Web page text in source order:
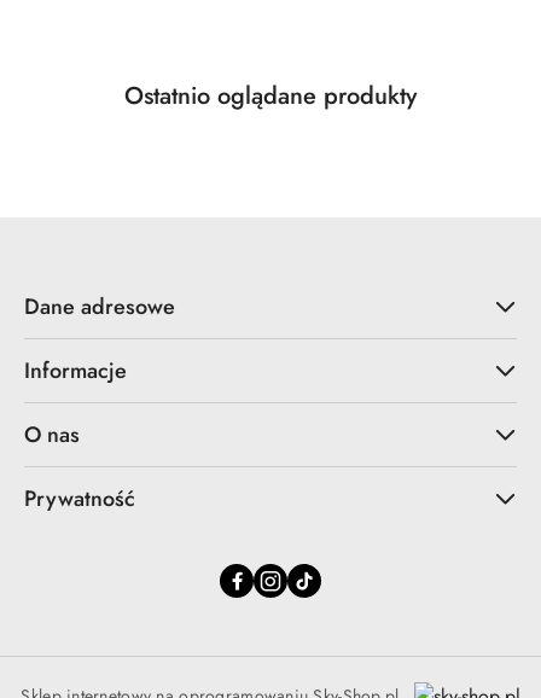
Pomiń karuzelę produktów
Produkty
Ostatnio oglądane produkty
Dane adresowe
Informacje
O nas
Prywatność